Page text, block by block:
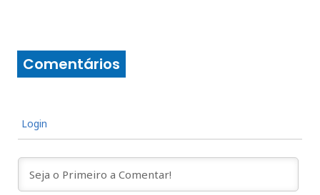
Comentários
Login